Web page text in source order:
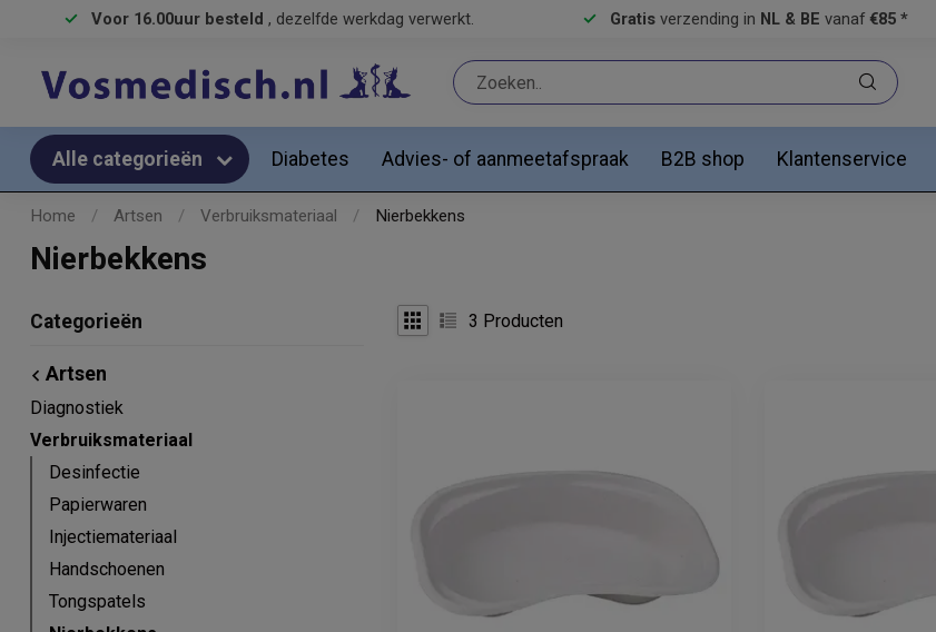
Voor 16.00uur besteld , dezelfde werkdag verwerkt. Gratis verzending in NL & BE vanaf €85 *
Alle categorieën Diabetes Advies- of aanmeetafspraak B2B shop Klantenservice
Home / Artsen / Verbruiksmateriaal / Nierbekkens
Nierbekkens
Categorieën
Artsen
Diagnostiek
Verbruiksmateriaal
Desinfectie
Papierwaren
Injectiemateriaal
Handschoenen
Tongspatels
3 Producten